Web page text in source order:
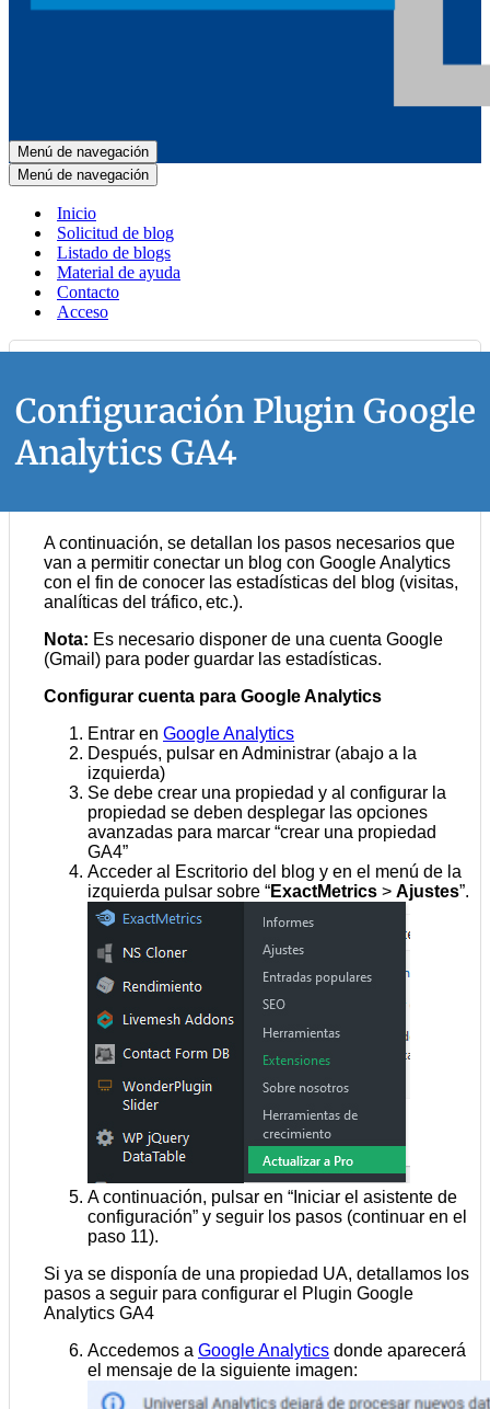
Menú de navegación
Menú de navegación
Inicio
Solicitud de blog
Listado de blogs
Material de ayuda
Contacto
Acceso
Configuración Plugin Google
Analytics GA4
A continuación, se detallan los pasos necesarios que
van a permitir conectar un blog con Google Analytics
con el fin de conocer las estadísticas del blog (visitas,
analíticas del tráfico, etc.).
Nota: Es necesario disponer de una cuenta Google
(Gmail) para poder guardar las estadísticas.
Configurar cuenta para Google Analytics
Entrar en Google Analytics
Después, pulsar en Administrar (abajo a la
izquierda)
Se debe crear una propiedad y al configurar la
propiedad se deben desplegar las opciones
avanzadas para marcar “crear una propiedad
GA4”
Acceder al Escritorio del blog y en el menú de la
izquierda pulsar sobre “ExactMetrics > Ajustes”.
A continuación, pulsar en “Iniciar el asistente de
configuración” y seguir los pasos (continuar en el
paso 11).
Si ya se disponía de una propiedad UA, detallamos los
pasos a seguir para configurar el Plugin Google
Analytics GA4
Accedemos a Google Analytics donde aparecerá
el mensaje de la siguiente imagen: